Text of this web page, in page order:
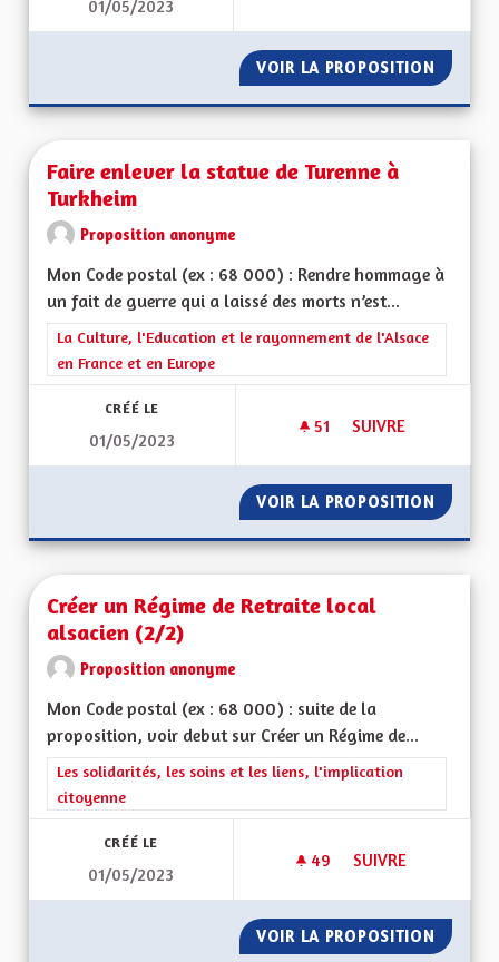
01/05/2023
VOIR LA PROPOSITION FAIRE
Faire enlever la statue de Turenne à
Turkheim
Proposition anonyme
Mon Code postal (ex : 68 000) : Rendre hommage à
un fait de guerre qui a laissé des morts n’est...
Filtrer les résultats de la catégorie : La Culture, l'Education et
La Culture, l'Education et le rayonnement de l'Alsace
en France et en Europe
CRÉÉ LE
01/05/2023
51 51 ABONNÉS
SUIVRE
VOIR LA PROPOSITION FAIRE
Créer un Régime de Retraite local
alsacien (2/2)
Proposition anonyme
Mon Code postal (ex : 68 000) : suite de la
proposition, voir debut sur Créer un Régime de...
Filtrer les résultats de la catégorie : Les solidarités, les soins
Les solidarités, les soins et les liens, l'implication
citoyenne
CRÉÉ LE
01/05/2023
49 49 ABONNÉS
SUIVRE
VOIR LA PROPOSITION